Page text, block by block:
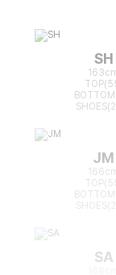
SH
JM
SA